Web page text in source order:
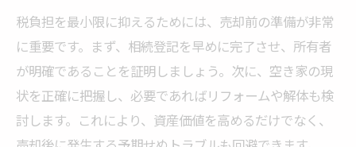
税負担を最小限に抑えるためには、売却前の準備が非常
に重要です。まず、相続登記を早めに完了させ、所有者
が明確であることを証明しましょう。次に、空き家の現
状を正確に把握し、必要であればリフォームや解体も検
討します。これにより、資産価値を高めるだけでなく、